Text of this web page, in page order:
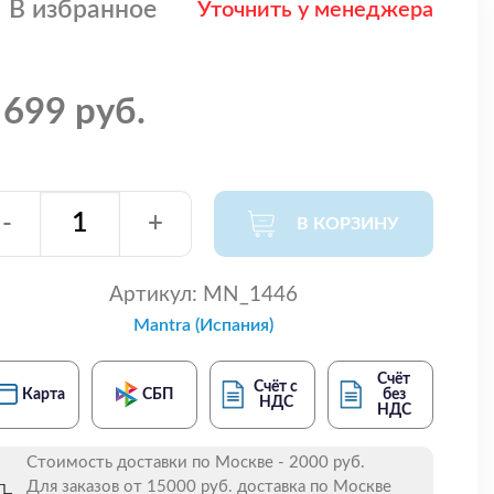
В избранное Уточнить у менеджера
руб.
- + В КОРЗИНУ
Артикул: MN_1446
Mantra (Испания)
Карта СБП
Счёт с
НДС
Счёт
без
НДС
Стоимость доставки по Москве - 2000 руб.
Для заказов от 15000 руб. доставка по Москве